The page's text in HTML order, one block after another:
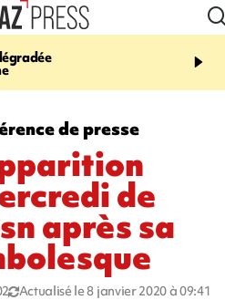
12:20
Un
grands-parents puis
de presse
de
après sa
Actualisé le 8 janvier 2020 à 09:41